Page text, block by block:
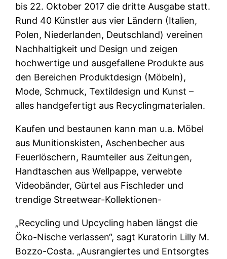
bis 22. Oktober 2017 die dritte Ausgabe statt.
Rund 40 Künstler aus vier Ländern (Italien,
Polen, Niederlanden, Deutschland) vereinen
Nachhaltigkeit und Design und zeigen
hochwertige und ausgefallene Produkte aus
den Bereichen Produktdesign (Möbeln),
Mode, Schmuck, Textildesign und Kunst –
alles handgefertigt aus Recyclingmaterialen.
Kaufen und bestaunen kann man u.a. Möbel
aus Munitionskisten, Aschenbecher aus
Feuerlöschern, Raumteiler aus Zeitungen,
Handtaschen aus Wellpappe, verwebte
Videobänder, Gürtel aus Fischleder und
trendige Streetwear-Kollektionen-
„Recycling und Upcycling haben längst die
Öko-Nische verlassen“, sagt Kuratorin Lilly M.
Bozzo-Costa. „Ausrangiertes und Entsorgtes